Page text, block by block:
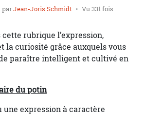
parJean-Joris Schmidt Vu 331 fois
rubrique l’expression,
la curiosité grâce auxquels vous
paraître intelligent et cultivé en
du potin
une expression à caractère